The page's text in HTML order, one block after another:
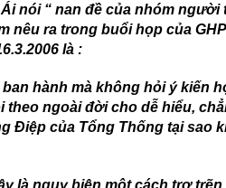
nói “ nan đề của nhóm
nêu ra trong buổi họp của
là :
ban hành mà không hỏi ý kiến
theo ngoài đời cho dễ hiểu,
Điệp của Tổng Thống tại sao
là ngụy biện một cách trơ